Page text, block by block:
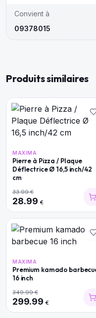
Convient à
09378015
Produits similaires
MAXIMA
Pierre à Pizza / Plaque
Déflectrice Ø 16,5 inch/42
cm
33.99€
28.99 €
MAXIMA
Premium kamado
16 inch
349.99€
299.99 €